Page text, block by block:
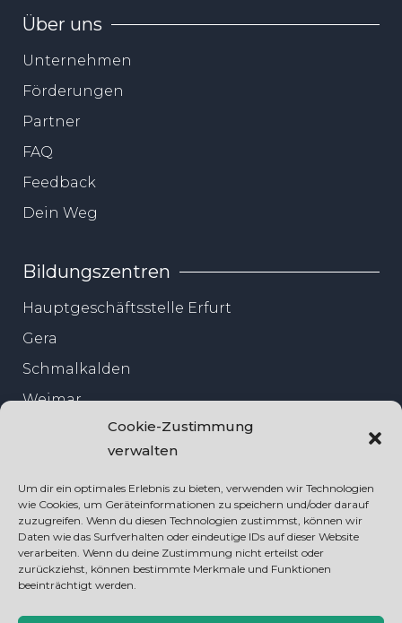
Cookie-Zustimmung
verwalten
Um dir ein optimales Erlebnis zu bieten, verwenden wir Technologien
wie Cookies, um Geräteinformationen zu speichern und/oder darauf
zuzugreifen. Wenn du diesen Technologien zustimmst, können wir
Daten wie das Surfverhalten oder eindeutige IDs auf dieser Website
verarbeiten. Wenn du deine Zustimmung nicht erteilst oder
zurückziehst, können bestimmte Merkmale und Funktionen
beeinträchtigt werden.
Über uns
Unternehmen
Förderungen
Partner
FAQ
Feedback
Dein Weg
Bildungszentren
Hauptgeschäftsstelle Erfurt
Gera
Schmalkalden
Weimar